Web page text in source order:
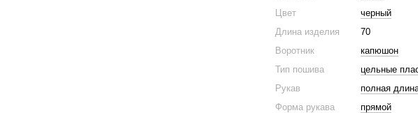
Цвет
черный
Длина изделия
70
Воротник
капюшон
Тип пошива
цельные
Рукав
полная
Форма рукава
прямой